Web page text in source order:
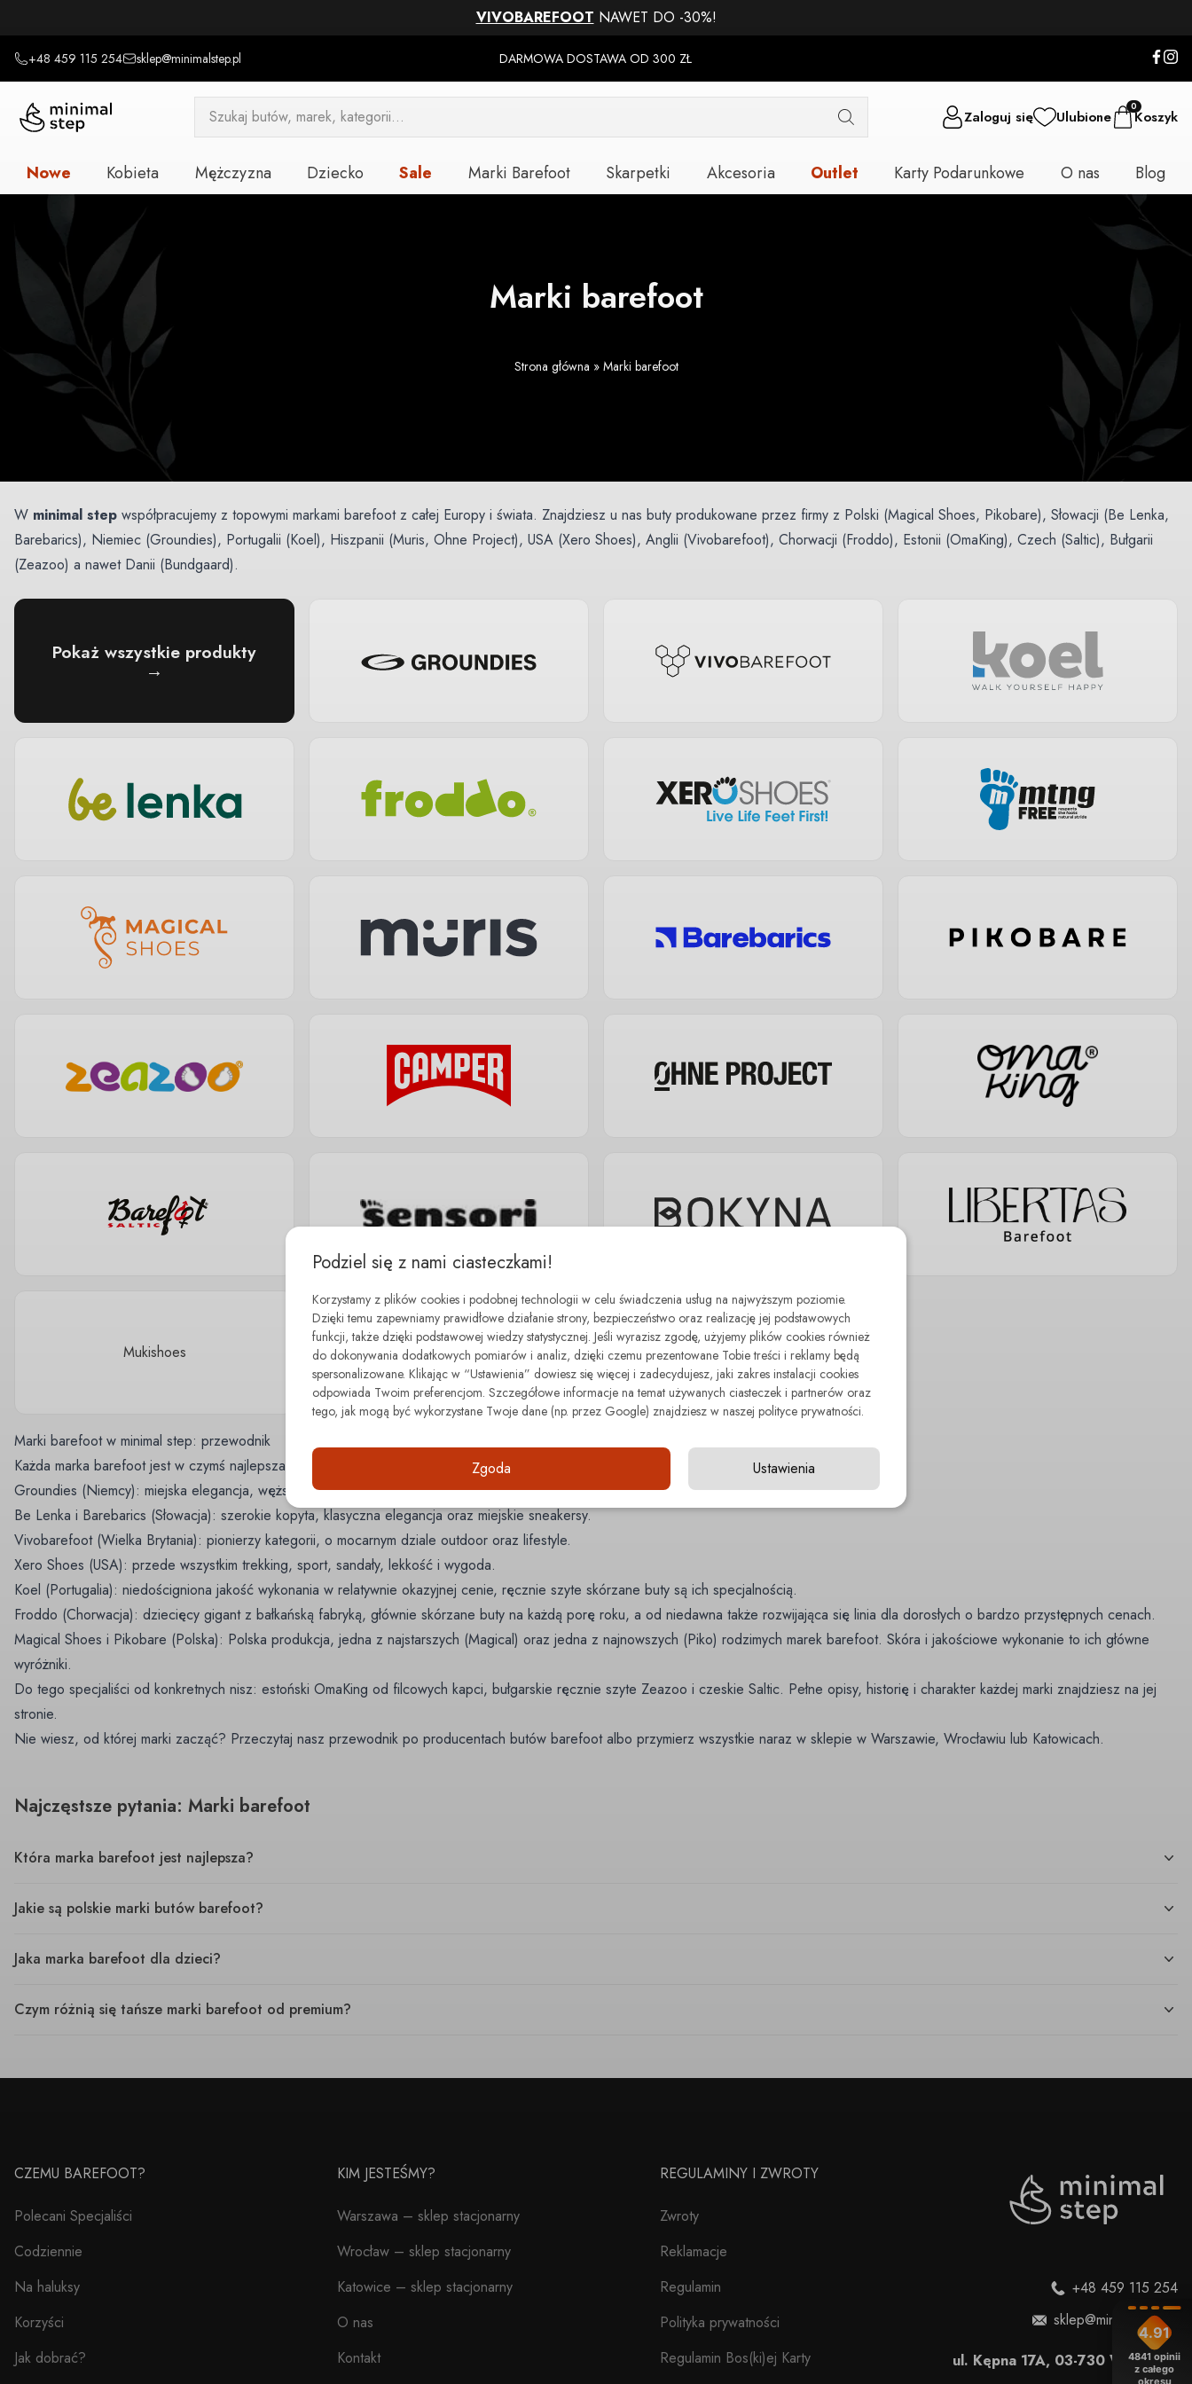
VIVOBAREFOOT NAWET DO -30%!
+48 459 115 254 sklep@minimalstep.pl DARMOWA DOSTAWA OD 300 ZŁ
Wyszukiwarka
produktów Zaloguj się Ulubione
0
Koszyk
Nowe Kobieta Mężczyzna Dziecko Sale Marki Barefoot Skarpetki Akcesoria Outlet Karty Podarunkowe O nas Blog
Marki barefoot
Strona główna » Marki barefoot
W minimal step współpracujemy z topowymi markami barefoot z całej Europy i świata. Znajdziesz u nas buty produkowane przez firmy z Polski (Magical Shoes, Pikobare), Słowacji (Be Lenka,
Barebarics), Niemiec (Groundies), Portugalii (Koel), Hiszpanii (Muris, Ohne Project), USA (Xero Shoes), Anglii (Vivobarefoot), Chorwacji (Froddo), Estonii (OmaKing), Czech (Saltic), Bułgarii
(Zeazoo) a nawet Danii (Bundgaard).
Miejskie sneakersy od Barebarics i Pikobare, a może futurystyczna ekstrawagancja od Vivobarefoot? Każda marka ma inny kształt kopyta, inne materiały i inną filozofię, dlatego mamy je
wszystkie. Nie istnieje jeden but barefoot idealny dla każdej stopy, kluczowe jest znalezienie tego właściwego dla siebie. Jeśli chcesz podejść do tematu naprawdę przekrojowo, to koniecznie
odwiedź jeden z naszych sklepów stacjonarnych. Gwarantujemy, że takiej selekcji nie spotkasz w żadnym innym miejscu.
Pokaż wszystkie produkty
→
Mukishoes Fleeters
Marki barefoot w minimal step: przewodnik
Każda marka barefoot jest w czymś najlepsza i każda szyje na innym kopycie. Krótka ściąga, zanim klikniesz dalej:
Groundies (Niemcy): miejska elegancja, węższe i normalne stopy.
Be Lenka i Barebarics (Słowacja): szerokie kopyta, klasyczna elegancja oraz miejskie sneakersy.
Vivobarefoot(Wielka Brytania): pionierzy kategorii, o mocarnym dziale outdoor oraz lifestyle.
Xero Shoes (USA): przede wszystkim trekking, sport, sandały, lekkość i wygoda.
Koel (Portugalia): niedościgniona jakość wykonania w relatywnie okazyjnej cenie, ręcznie szyte skórzane buty są ich specjalnością.
Froddo (Chorwacja): dziecięcy gigant z bałkańską fabryką, głównie skórzane buty na każdą porę roku, a od niedawna także rozwijająca się linia dla dorosłych o bardzo przystępnych cenach.
Magical Shoes i Pikobare (Polska): Polska produkcja, jedna z najstarszych (Magical) oraz jedna z najnowszych (Piko) rodzimych marek barefoot. Skóra i jakościowe wykonanie to ich główne
wyróżniki.
Do tego specjaliści od konkretnych nisz: estoński OmaKing od filcowych kapci, bułgarskie ręcznie szyte Zeazoo i czeskie Saltic. Pełne opisy, historię i charakter każdej marki znajdziesz na jej
stronie.
Nie wiesz, od której marki zacząć? Przeczytaj nasz przewodnik po producentach butów barefootalbo przymierz wszystkie naraz w sklepie w Warszawie, Wrocławiu lub Katowicach.
Najczęstsze pytania: Marki barefoot
Która marka barefoot jest najlepsza?
Jakie są polskie marki butów barefoot?
Jaka marka barefoot dla dzieci?
Czym różnią się tańsze marki barefoot od premium?
CZEMU BAREFOOT?
Polecani Specjaliści
Codziennie
Na haluksy
Korzyści
Jak dobrać?
KIM JESTEŚMY?
Warszawa – sklep stacjonarny
Wrocław – sklep stacjonarny
Katowice – sklep stacjonarny
O nas
Kontakt
REGULAMINY I ZWROTY
Zwroty
Reklamacje
Regulamin
Polityka prywatności
Regulamin Bos(ki)ej Karty
+48 459 115 254
sklep@minimalstep.pl
ul. Kępna 17A, 03-730 Warszawa
Podziel się z nami ciasteczkami!
Korzystamy z plików cookies i podobnej technologii w celu świadczenia usług na najwyższym poziomie.
Dzięki temu zapewniamy prawidłowe działanie strony, bezpieczeństwo oraz realizację jej podstawowych
funkcji, także dzięki podstawowej wiedzy statystycznej. Jeśli wyrazisz zgodę, użyjemy plików cookies również
do dokonywania dodatkowych pomiarów i analiz, dzięki czemu prezentowane Tobie treści i reklamy będą
spersonalizowane. Klikając w “Ustawienia” dowiesz się więcej i zadecydujesz, jaki zakres instalacji cookies
odpowiada Twoim preferencjom. Szczegółowe informacje na temat używanych ciasteczek i partnerów oraz
tego, jak mogą być wykorzystane Twoje dane (np. przez Google) znajdziesz w naszej polityce prywatności.
Zgoda Ustawienia
4.91
4841 opinii
z całego
okresu